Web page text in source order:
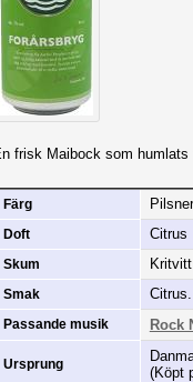
frisk Maibock som humlats
Färg Pilsner
Doft Citrus
Skum Kritvitt
Smak
Passande musik Rock
Ursprung
(Köpt